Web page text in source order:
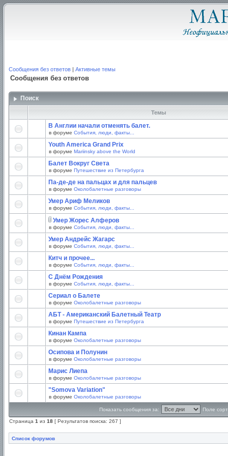
Сообщения без ответов | Активные темы
Сообщения без ответов
Поиск
Темы
В Англии начали отменять балет.
в форуме События, люди, факты...
Youth America Grand Prix
в форуме Mariinsky above the World
Балет Вокруг Света
в форуме Путешествие из Петербурга
Па-де-де на пальцах и для пальцев
в форуме Околобалетные разговоры
Умер Ариф Меликов
в форуме События, люди, факты...
Умер Жорес Алферов
в форуме События, люди, факты...
Умер Андрейс Жагарс
в форуме События, люди, факты...
Китч и прочее...
в форуме События, люди, факты...
С Днём Рождения
в форуме События, люди, факты...
Сериал о Балете
в форуме Околобалетные разговоры
АБТ - Американский Балетный Театр
в форуме Путешествие из Петербурга
Кинан Кампа
в форуме Околобалетные разговоры
Осипова и Полунин
в форуме Околобалетные разговоры
Марис Лиепа
в форуме Околобалетные разговоры
"Somova Variation"
в форуме Околобалетные разговоры
Показать сообщения за: Поле
Страница 1 из 18 [ Результатов поиска: 267 ]
Список форумов